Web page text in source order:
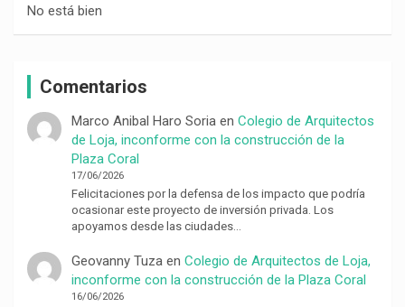
No está bien
Comentarios
Marco Anibal Haro Soriaen Colegio de Arquitectos
de Loja, inconforme con la construcción de la
Plaza Coral
17/06/2026
Felicitaciones por la defensa de los impacto que podría
ocasionar este proyecto de inversión privada. Los
apoyamos desde las ciudades…
Geovanny Tuzaen Colegio de Arquitectos de Loja,
inconforme con la construcción de la Plaza Coral
16/06/2026